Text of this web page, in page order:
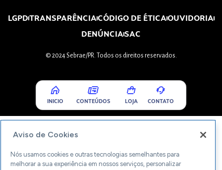
LGPDTRANSPARÊNCIACÓDIGO DE ÉTICAOUVIDORIA
DENÚNCIASAC
© 2024 Sebrae/PR. Todos os direitos reservados.
INICIO CONTEÚDOS LOJA CONTATO
Aviso de Cookies
Nós usamos cookies e outras tecnologias semelhantes para
melhorar a sua experiência em nossos serviços, personalizar